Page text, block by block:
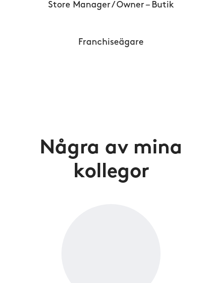
Store Manager / Owner – Butik
Franchiseägare
Några av mina
kollegor